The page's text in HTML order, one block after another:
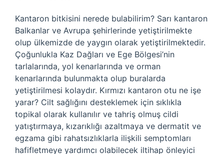
Kantaron bitkisini nerede bulabilirim? Sarı kantaron
Balkanlar ve Avrupa şehirlerinde yetiştirilmekte
olup ülkemizde de yaygın olarak yetiştirilmektedir.
Çoğunlukla Kaz Dağları ve Ege Bölgesi’nin
tarlalarında, yol kenarlarında ve orman
kenarlarında bulunmakta olup buralarda
yetiştirilmesi kolaydır. Kırmızı kantaron otu ne işe
yarar? Cilt sağlığını desteklemek için sıklıkla
topikal olarak kullanılır ve tahriş olmuş cildi
yatıştırmaya, kızarıklığı azaltmaya ve dermatit ve
egzama gibi rahatsızlıklarla ilişkili semptomları
hafifletmeye yardımcı olabilecek iltihap önleyici